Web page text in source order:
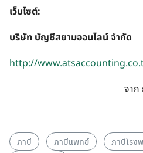
เว็บไซต์:
บริษัท บัญชีสยามออนไลน์ จำกัด
http://
จาก
ภาษี ภาษีแพทย์
ภาษีโรง